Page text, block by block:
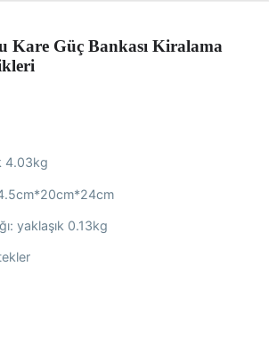
Kare Güç Bankası Kiralama
4.03kg
yaklaşık 0.13kg